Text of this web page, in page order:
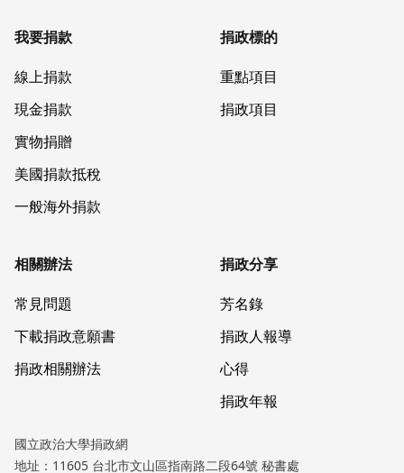
我要捐款
線上捐款
現金捐款
實物捐贈
美國捐款抵稅
一般海外捐款
捐政標的
重點項目
捐政項目
相關辦法
常見問題
下載捐政意願書
捐政相關辦法
捐政分享
芳名錄
捐政人報導
心得
捐政年報
國立政治大學捐政網
地址：11605 台北市文山區指南路二段64號 秘書處